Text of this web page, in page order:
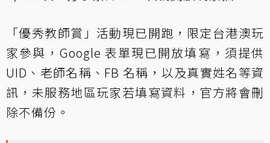
「優秀教師賞」活動現已開跑，限定台港澳玩
家參與，Google 表單現已開放填寫，須提供
UID、老師名稱、FB 名稱，以及真實姓名等資
訊，未服務地區玩家若填寫資料，官方將會刪
除不備份。